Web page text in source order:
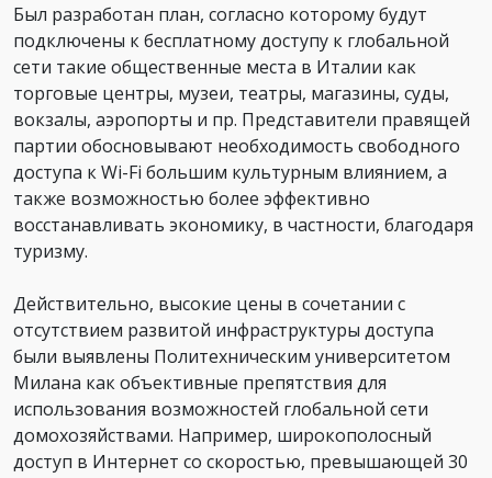
Был разработан план, согласно которому будут
подключены к бесплатному доступу к глобальной
сети такие общественные места в Италии как
торговые центры, музеи, театры, магазины, суды,
вокзалы, аэропорты и пр. Представители правящей
партии обосновывают необходимость свободного
доступа к Wi-Fi большим культурным влиянием, а
также возможностью более эффективно
восстанавливать экономику, в частности, благодаря
туризму.
Действительно, высокие цены в сочетании с
отсутствием развитой инфраструктуры доступа
были выявлены Политехническим университетом
Милана как объективные препятствия для
использования возможностей глобальной сети
домохозяйствами. Например, широкополосный
доступ в Интернет со скоростью, превышающей 30